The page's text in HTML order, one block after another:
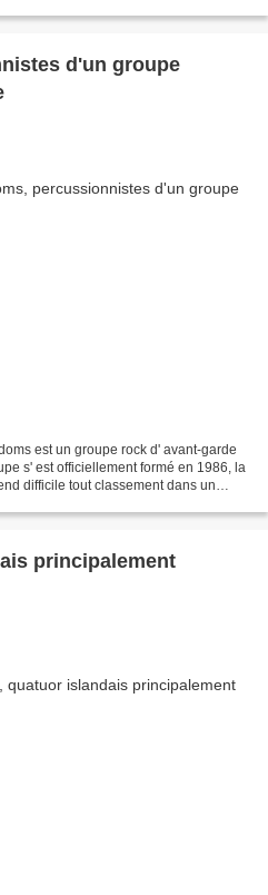
d'un groupe
est un groupe rock d' avant-garde
s' est officiellement formé en 1986, la
difficile tout classement dans un
principalement